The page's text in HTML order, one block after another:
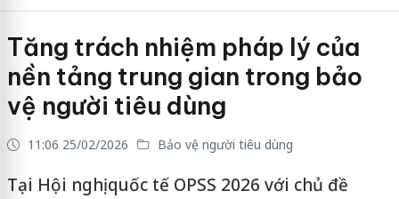
Tăng trách nhiệm pháp lý của
nền tảng trung gian trong bảo
vệ người tiêu dùng
11:06 25/02/2026 Bảo vệ người tiêu dùng
Tại Hội nghị quốc tế OPSS 2026 với chủ đề